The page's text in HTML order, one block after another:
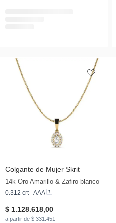
Colgante de Mujer Skrit
14k Oro Amarillo & Zafiro blanco
0.312 crt - AAA
$ 1.128.618,00
a partir de $ 331.451